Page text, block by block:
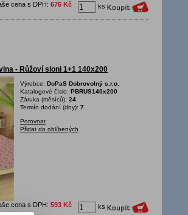
ks
cena s DPH: 676 Kč
- Růžoví sloni 1+1 140x200
Výrobce: DoPaS Dobrovolný s.r.o.
Katalogové číslo: PBRUS140x200
Záruka (měsíců): 24
Termín dodání (dny): 7
Porovnat
Přidat do oblíbených
ks
cena s DPH: 593 Kč